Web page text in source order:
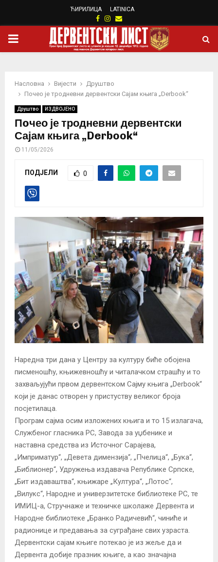
ЋИРИЛИЦА LATINICA
Facebook
Instagram
Email
PRIMARY
Насловна Вијести
Друштво
Пoчео је тродневни дервентски Сајам књига „Derbook“
Друштво ИЗДВОЈЕНО
Пoчео је тродневни дервентски
Сајам књига „Derbook“
11/05/2026
ПОДЈЕЛИ 0
Наредна три дана у Центру за културу биће обојена
писменошћу, књижевношћу и читалачком страшћу и то
захваљујући првом дервентском Сајму књига „Derbook“
који је данас отворен у пристуству великог броја
посјетилаца.
Програм сајма осим изложених књига и то 15 излагача,
Службеног гласника РС, Завода за уџбенике и
наставна средства из Источног Сарајева,
„Имприматур“, „Девета димензија“, „Пчелица“, „Бука“,
„Библионер“, Удружењa издавача Републике Српске,
„Бит издаваштва“, књижаре „Култура“, „Лотос“,
„Вилукс“, Народне и универзитетске библиотеке РС, те
ИМИЦ-а, Стручнаже и техничке школаже Дервента и
Народне библиотеке „Бранко Радичевић“, чиниће и
радионице и предавања за суграђане свих узраста.
Дервентски сајам књиге потекао је из жеље да и
Дервента добије празник књиге, а као значајна